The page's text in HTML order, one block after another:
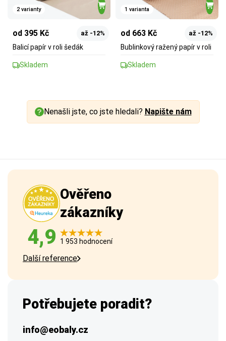
2 varianty
od 395 Kč až -12%
Balicí papír v roli šedák
Skladem
1 varianta
od 663 Kč až -12%
Bublinkový ražený papír v roli
Skladem
Nenašli jste, co jste hledali? Napište nám
Ověřeno
zákazníky
4,9 1 953 hodnocení
Další reference
Potřebujete poradit?
info@eobaly.cz
použitý papír nebo karton pochází z odpovědně a
udržitelně spravovaných lesů. Výrobky s tímto
označením podporují šetrné hospodaření
s přírodními zdroji.